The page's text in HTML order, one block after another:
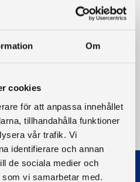
Om
cookies
för att anpassa innehållet
tillhandahålla funktioner
vår trafik. Vi
identifierare och annan
de sociala medier och
vi samarbetar med.